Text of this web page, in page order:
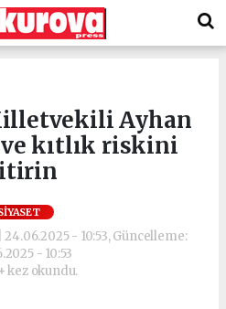
Ayhan
kıtlık riskini
- 10:53, Güncelleme:
- 10:53
kez okundu.